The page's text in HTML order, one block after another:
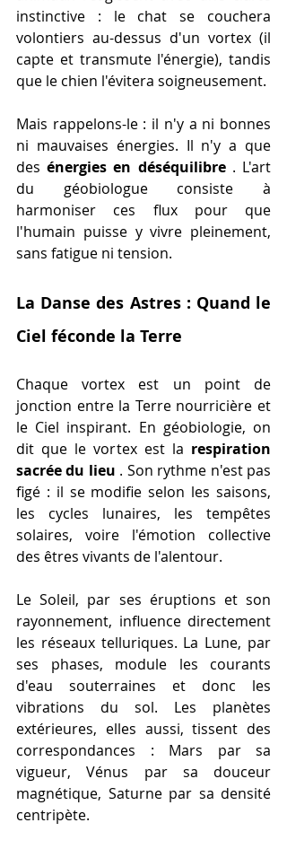
instinctive : le chat se couchera
volontiers au-dessus d'un vortex (il
capte et transmute l'énergie), tandis
que le chien l'évitera soigneusement.
Mais rappelons-le : il n'y a ni bonnes
ni mauvaises énergies. Il n'y a que
des énergies en déséquilibre . L'art
du géobiologue consiste à
harmoniser ces flux pour que
l'humain puisse y vivre pleinement,
sans fatigue ni tension.
La Danse des Astres : Quand le
Ciel féconde la Terre
Chaque vortex est un point de
jonction entre la Terre nourricière et
le Ciel inspirant. En géobiologie, on
dit que le vortex est la respiration
sacrée du lieu . Son rythme n'est pas
figé : il se modifie selon les saisons,
les cycles lunaires, les tempêtes
solaires, voire l'émotion collective
des êtres vivants de l'alentour.
Le Soleil, par ses éruptions et son
rayonnement, influence directement
les réseaux telluriques. La Lune, par
ses phases, module les courants
d'eau souterraines et donc les
vibrations du sol. Les planètes
extérieures, elles aussi, tissent des
correspondances : Mars par sa
vigueur, Vénus par sa douceur
magnétique, Saturne par sa densité
centripète.